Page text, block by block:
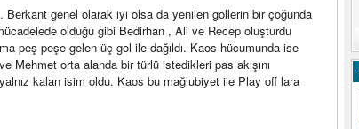
Berkant genel olarak iyi olsa da yenilen gollerin bir çoğunda
olduğu gibi Bedirhan , Ali ve Recep oluşturdu
peş peşe gelen üç gol ile dağıldı. Kaos hücumunda ise
Mehmet orta alanda bir türlü istedikleri pas akışını
kalan isim oldu. Kaos bu mağlubiyet ile Play off lara